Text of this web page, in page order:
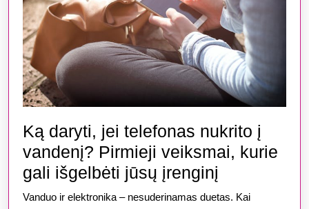
Ką daryti, jei telefonas nukrito į
vandenį? Pirmieji veiksmai, kurie
gali išgelbėti jūsų įrenginį
daryti,
Vanduo ir elektronika – nesuderinamas duetas. Kai